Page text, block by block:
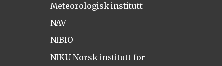
Meteorologisk institutt
NAV
NIBIO
NIKU Norsk institutt for